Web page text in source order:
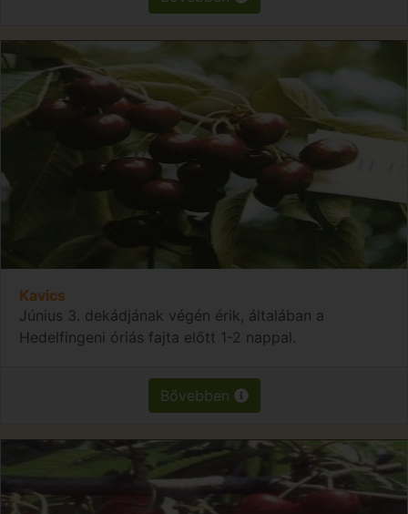
Kavics
Június 3. dekádjának végén érik, általában a
Hedelfingeni óriás fajta előtt 1-2 nappal.
Bővebben